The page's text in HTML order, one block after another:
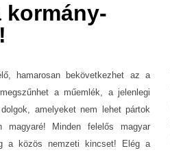
kormány-
hamarosan bekövetkezhet az a
a műemlék, a jelenlegi
amelyeket nem lehet pártok
magyaré! Minden felelős magyar
a közös nemzeti kincset! Elég a